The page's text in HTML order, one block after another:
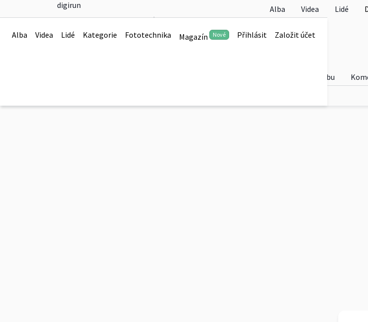
Alba Videa Lidé
Alba Videa Lidé Kategorie Fototechnika Magazín Nové Přihlásit Založit účet
digirun
200531 Vrané-Zvole
O albu